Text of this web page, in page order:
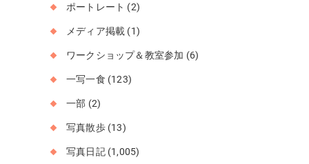
ポートレート (2)
メディア掲載 (1)
ワークショップ＆教室参加 (6)
一写一食 (123)
一部 (2)
写真散歩(13)
写真日記(1,005)